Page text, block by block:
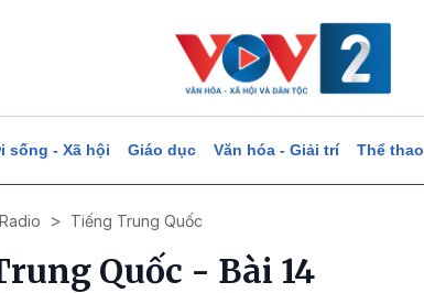
sống - Xã hội Giáo dục Văn hóa - Giải trí Thể thao
Tiếng Trung Quốc
Quốc - Bài 14